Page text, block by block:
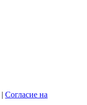
| Согласие на